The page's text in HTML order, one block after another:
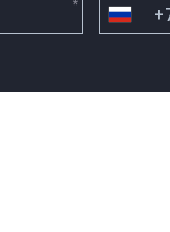
*